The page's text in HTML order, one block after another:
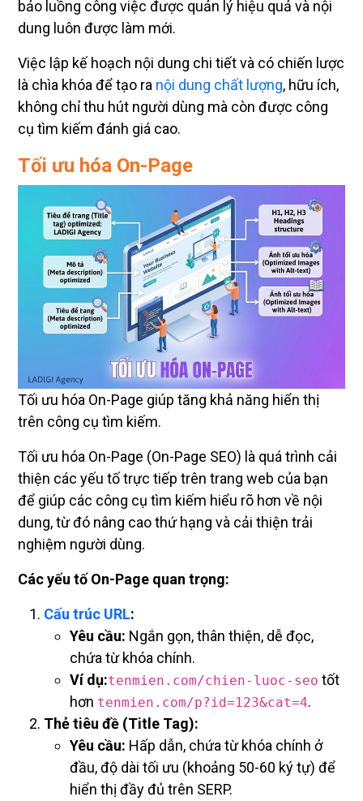
bảo luồng công việc được quản lý hiệu quả và nội
dung luôn được làm mới.
Việc lập kế hoạch nội dung chi tiết và có chiến lược
là chìa khóa để tạo ra nội dung chất lượng, hữu ích,
không chỉ thu hút người dùng mà còn được công
cụ tìm kiếm đánh giá cao.
Tối ưu hóa On-Page
Tối ưu hóa On-Page giúp tăng khả năng hiển thị
trên công cụ tìm kiếm.
Tối ưu hóa On-Page (On-Page SEO) là quá trình cải
thiện các yếu tố trực tiếp trên trang web của bạn
để giúp các công cụ tìm kiếm hiểu rõ hơn về nội
dung, từ đó nâng cao thứ hạng và cải thiện trải
nghiệm người dùng.
Các yếu tố On-Page quan trọng:
Cấu trúc URL:
Yêu cầu: Ngắn gọn, thân thiện, dễ đọc,
chứa từ khóa chính.
Ví dụ:tenmien.com/chien-luoc-seo tốt
hơn tenmien.com/p?id=123&cat=4.
Thẻ tiêu đề (Title Tag):
Yêu cầu: Hấp dẫn, chứa từ khóa chính ở
đầu, độ dài tối ưu (khoảng 50-60 ký tự) để
hiển thị đầy đủ trên SERP.